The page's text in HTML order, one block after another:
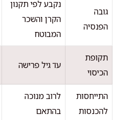
גובה
הפנסיה
נקבע לפי תקנון
הקרן והשכר
המבוטח
תקופת
הכיסוי
עד גיל פרישה
התייחסות
להכנסות
לרוב מנוכה
בהתאם